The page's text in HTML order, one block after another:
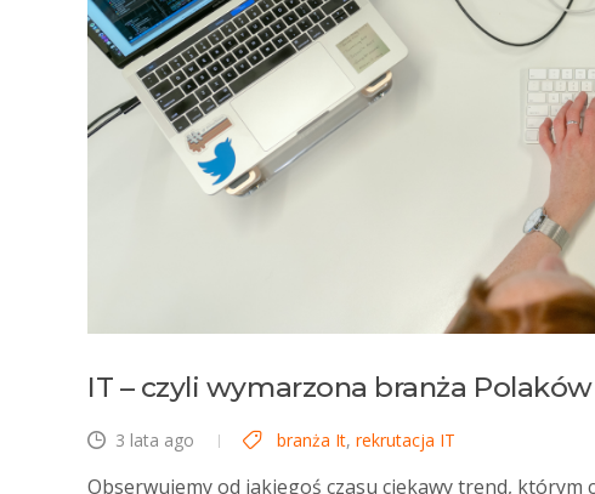
IT – czyli wymarzona branża Polaków
3 lata ago branża It, rekrutacja IT
Obserwujemy od jakiegoś czasu ciekawy trend, którym